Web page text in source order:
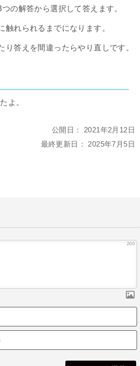
の解答から選択して答えます。
触れられるまでになります。
り答えを間違ったらやり直しです。
よ。
公開日： 2021年2月12日
最終更新日：2025年7月5日
200